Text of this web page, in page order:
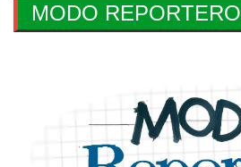
MODO REPORTERO